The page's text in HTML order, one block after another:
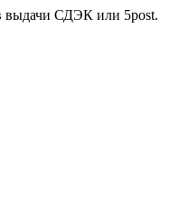
выдачи СДЭК или 5post.